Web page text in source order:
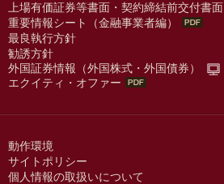
上場有価証券等書面・契約締結前交付書面
重要情報シート（金融事業者編）
最良執行方針
勧誘方針
外国証券情報（外国株式・外国債券）
エクイティ・オファー
動作環境
サイトポリシー
個人情報の取扱いについて